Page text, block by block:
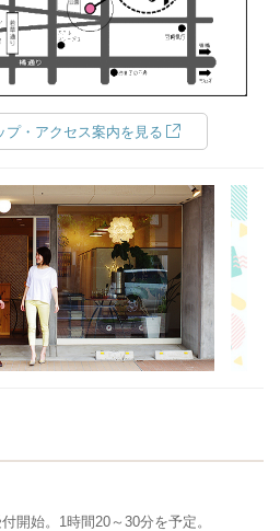
プ・アクセス案内を見る
開始。1時間20～30分を予定。